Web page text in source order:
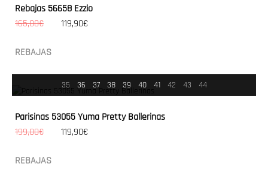
Rebajas 56658 Ezzio
165,00€
119,90€
REBAJAS
35 36 37 38 39 40 41 42 43 44
Parisinas 53055 Yuma Pretty Ballerinas
199,00€
119,90€
REBAJAS